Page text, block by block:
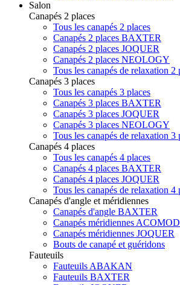
Salon
Canapés 2 places
Tous les canapés 2 places
Canapés 2 places BAXTER
Canapés 2 places JOQUER
Canapés 2 places NEOLOGY
Tous les canapés de relaxation 2
Canapés 3 places
Tous les canapés 3 places
Canapés 3 places BAXTER
Canapés 3 places JOQUER
Canapés 3 places NEOLOGY
Tous les canapés de relaxation 3
Canapés 4 places
Tous les canapés 4 places
Canapés 4 places BAXTER
Canapés 4 places JOQUER
Tous les canapés de relaxation 4
Canapés d'angle et méridiennes
Canapés d'angle BAXTER
Canapés méridiennes
Canapés méridiennes JOQUER
Bouts de canapé et guéridons
Fauteuils
Fauteuils ABAKAN
Fauteuils BAXTER